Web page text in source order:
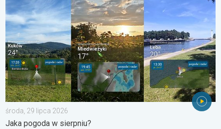
środa, 29 lipca 2026
Jaka pogoda w sierpniu?